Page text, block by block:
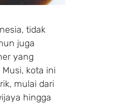
tidak
juga
yang
kota ini
mulai dari
hingga